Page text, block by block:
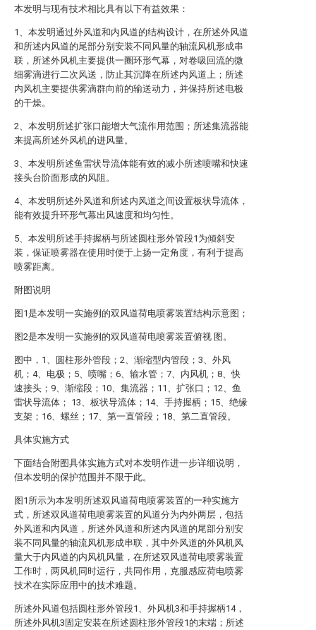
本发明与现有技术相比具有以下有益效果：
1、本发明通过外风道和内风道的结构设计，在所述外风道
和所述内风道的尾部分别安装不同风量的轴流风机形成串
联，所述外风机主要提供一圈环形气幕，对卷吸回流的微
细雾滴进行二次风送，防止其沉降在所述内风道上；所述
内风机主要提供雾滴群向前的输送动力，并保持所述电极
的干燥。
2、本发明所述扩张口能增大气流作用范围；所述集流器能
来提高所述外风机的进风量。
3、本发明所述鱼雷状导流体能有效的减小所述喷嘴和快速
接头台阶面形成的风阻。
4、本发明所述外风道和所述内风道之间设置板状导流体，
能有效提升环形气幕出风速度和均匀性。
5、本发明所述手持握柄与所述圆柱形外管段1为倾斜安
装，保证喷雾器在使用时便于上扬一定角度，有利于提高
喷雾距离。
附图说明
图1是本发明一实施例的双风道荷电喷雾装置结构示意图；
图2是本发明一实施例的双风道荷电喷雾装置俯视 图。
图中，1、圆柱形外管段；2、渐缩型内管段；3、外风
机；4、电极；5、喷嘴；6、输水管；7、内风机；8、快
速接头；9、渐缩段；10、集流器；11、扩张口；12、鱼
雷状导流体； 13、板状导流体；14、手持握柄；15、绝缘
支架；16、螺丝；17、第一直管段；18、第二直管段。
具体实施方式
下面结合附图具体实施方式对本发明作进一步详细说明，
但本发明的保护范围并不限于此。
图1所示为本发明所述双风道荷电喷雾装置的一种实施方
式，所述双风道荷电喷雾装置的风道分为内外两层，包括
外风道和内风道，所述外风道和所述内风道的尾部分别安
装不同风量的轴流风机形成串联，其中外风道的外风机风
量大于内风道的内风机风量，在所述双风道荷电喷雾装置
工作时，两风机同时运行，共同作用，克服感应荷电喷雾
技术在实际应用中的技术难题。
所述外风道包括圆柱形外管段1、外风机3和手持握柄14，
所述外风机3固定安装在所述圆柱形外管段1的末端；所述